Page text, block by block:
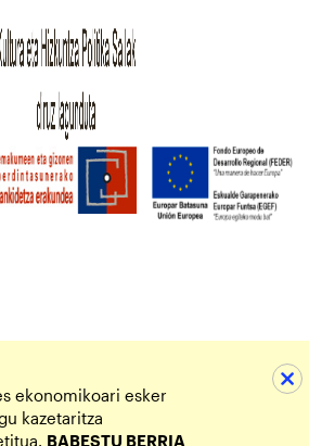
ekonomikoari esker
kazetaritza
BABESTU BERRIA